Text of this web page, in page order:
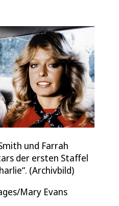
und Farrah
der ersten Staffel
(Archivbild)
Mary Evans